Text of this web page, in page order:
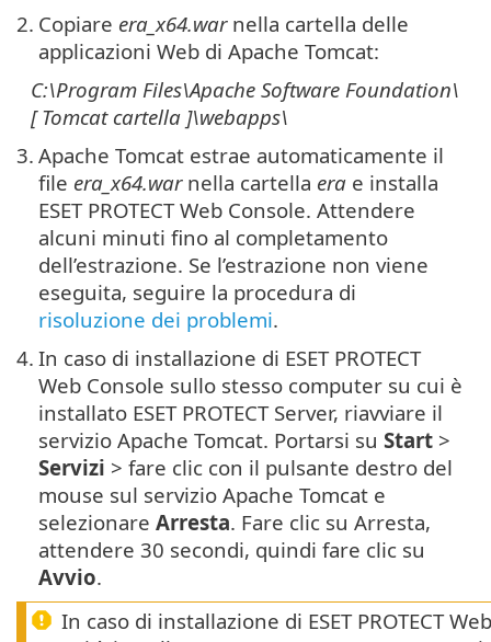
2. Copiare era_x64.warnella cartella delle
applicazioni Web di Apache Tomcat:
C:\Program Files\Apache Software Foundation\
[ Tomcatcartella ]\webapps\
3. Apache Tomcat estrae automaticamente il
file era_x64.warnella cartella era e installa
ESET PROTECT Web Console. Attendere
alcuni minuti fino al completamento
dell’estrazione. Se l’estrazione non viene
eseguita, seguire la procedura di
risoluzione dei problemi.
4. In caso di installazione di ESET PROTECT
Web Console sullo stesso computer su cui è
installato ESET PROTECT Server, riavviare il
servizio Apache Tomcat. Portarsi su Start >
Servizi > fare clic con il pulsante destro del
mouse sul servizio Apache Tomcat e
selezionare Arresta. Fare clic su Arresta,
attendere 30 secondi, quindi fare clic su
Avvio.
In caso di installazione di ESET PROTECT